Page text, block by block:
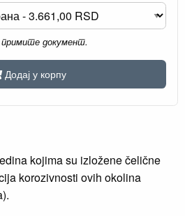
документ.
Додај у корпу
kojima su izložene čelične
korozivnosti ovih okolina